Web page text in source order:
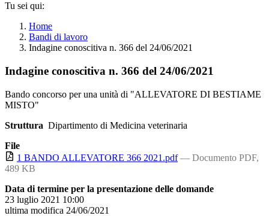
Tu sei qui:
Home
Bandi di lavoro
Indagine conoscitiva n. 366 del 24/06/2021
Indagine conoscitiva n. 366 del 24/06/2021
Bando concorso per una unità di "ALLEVATORE DI BESTIAME
MISTO"
Struttura Dipartimento di Medicina veterinaria
File
1 BANDO ALLEVATORE 366 2021.pdf — Documento PDF,
489 KB
Data di termine per la presentazione delle domande
23 luglio 2021 10:00
ultima modifica 24/06/2021